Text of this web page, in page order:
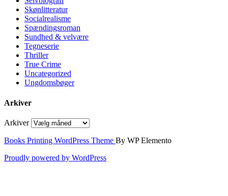
Skønlitteratur
Socialrealisme
Spændingsroman
Sundhed & velvære
Tegneserie
Thriller
True Crime
Uncategorized
Ungdomsbøger
Arkiver
Arkiver
Books Printing WordPress Theme By WP Elemento
Proudly powered by WordPress